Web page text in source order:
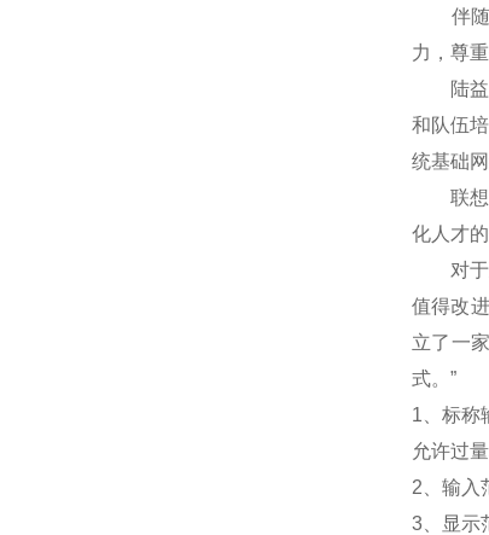
伴随互
力，尊
陆益民
和队伍
统基础
联想集
化人才
对于互
值得改
立了一
式。”
1 、标
允许过
2 、输
3
显示